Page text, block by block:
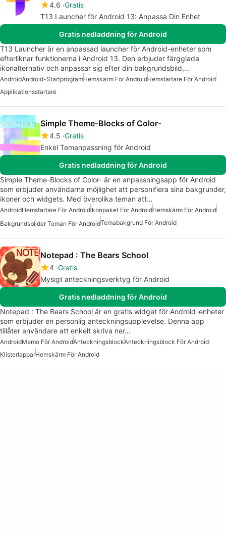
4.6 Gratis
T13 Launcher för Android 13: Anpassa Din Enhet
Gratis nedladdning för Android
T13 Launcher är en anpassad launcher för Android-enheter som
efterliknar funktionerna i Android 13. Den erbjuder färgglada
ikonalternativ och anpassar sig efter din bakgrundsbild,…
AndroidAndroid-StartprogramHemskärm För AndroidHemstartare För Android
Applikationsstartare
Simple Theme-Blocks of Color-
4.5 Gratis
Enkel Temanpassning för Android
Gratis nedladdning för Android
Simple Theme-Blocks of Color- är en anpassningsapp för Android
som erbjuder användarna möjlighet att personifiera sina bakgrunder,
ikoner och widgets. Med överolika teman att…
AndroidHemstartare För AndroidIkonpaket För AndroidHemskärm För Android
Bakgrundsbilder Teman För AndroidTemabakgrund För Android
Notepad : The Bears School
4 Gratis
Mysigt anteckningsverktyg för Android
Gratis nedladdning för Android
Notepad : The Bears School är en gratis widget för Android-enheter
som erbjuder en personlig anteckningsupplevelse. Denna app
tillåter användare att enkelt skriva ner…
AndroidMemo För AndroidAnteckningsblockAnteckningsblock För Android
KlisterlapparHemskärm För Android